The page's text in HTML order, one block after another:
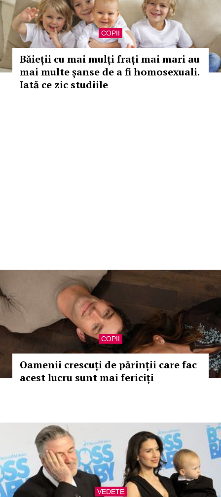
COPII
Băieții cu mai mulți frați mai mari au
mai multe șanse de a fi homosexuali.
Iată ce zic studiile
COPII
Oamenii crescuți de părinții care fac
acest lucru sunt mai fericiți
VEDETE